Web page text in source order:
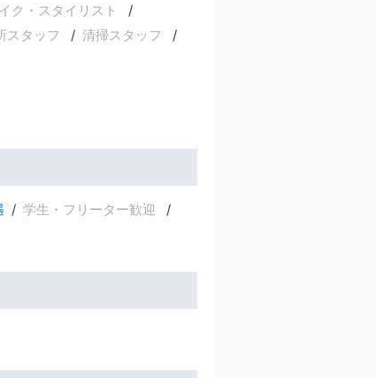
ク・スタイリスト
スタッフ
清掃スタッフ
学生・フリーター歓迎